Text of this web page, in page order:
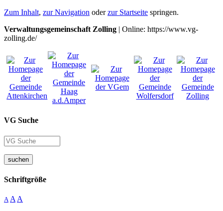
Zum Inhalt, zur Navigation oderzur Startseite springen.
Verwaltungsgemeinschaft Zolling | Online: https://www.vg-
zolling.de/
VG Suche
suchen
Schriftgröße
A A A